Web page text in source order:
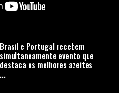
Brasil e Portugal recebem
simultaneamente evento que
destaca os melhores azeites
...